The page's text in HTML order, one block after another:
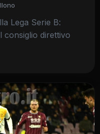
Lega Serie B:
consiglio direttivo